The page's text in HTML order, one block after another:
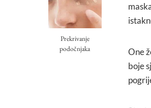
Prekrivanje
podočnjaka
One
boje